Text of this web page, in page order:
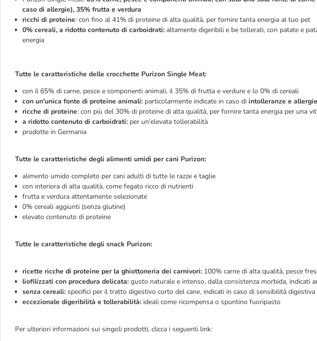
caso di allergie), 35% frutta e verdura
ricchi di proteine: con fino al 41% di proteine di alta qualità, per fornire tanta energia al tuo pet
0% cereali, a ridotto contenuto di carboidrati: altamente digeribili e be tollerati, con patate e
energia
Tutte le caratteristiche delle crocchette Purizon Single Meat:
con il 65% di carne, pesce e componenti animali, il 35% di frutta e verdure e lo 0% di cereali
con un'unica fonte di proteine animali: particolarmente indicate in caso di intolleranze e allergie
ricche di proteine: con più del 30% di proteine di alta qualità, per fornire tanta energia per una
a ridotto contenuto di carboidrati: per un'elevata tollerabilità
prodotte in Germania
Tutte le caratteristiche degli alimenti umidi per cani Purizon:
alimento umido completo per cani adulti di tutte le razze e taglie
con interiora di alta qualità, come fegato ricco di nutrienti
frutta e verdura attentamente selezionate
0% cereali aggiunti (senza glutine)
elevato contenuto di proteine
Tutte le caratteristiche degli snack Purizon:
ricette ricche di proteine per la ghiottoneria dei carnivori: 100% carne di alta qualità, pesce
liofilizzati con procedura delicata: gusto naturale e intenso, dalla consistenza morbida, indicati
senza cereali: specifici per il tratto digestivo corto del cane, indicati in caso di sensibilità digestiva
eccezionale digeribilità e tollerabilità: ideali come ricompensa o spuntino fuoripasto
Per ulteriori informazioni sui singoli prodotti, clicca i seguenti link: